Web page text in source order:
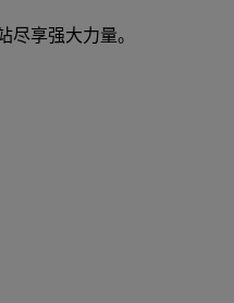
尽享强大力量。